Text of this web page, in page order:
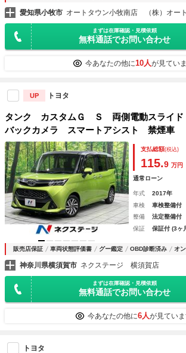
愛知県小牧市 オートタウン小牧南店 （株）オー
まずは在庫確認・見積依頼
無料通話でお問い合わせ
今あなたの他に10人が見てい
UP トヨタ
タンク カスタムＧ Ｓ 両側電動スライ
バックカメラ スマートアシスト 禁煙車
トキー ＬＥＤヘッド ＥＴＣ クルコン 純
Ｗ オートライト オートエアコン ＬＥＤ
支払総額(税込)
115.9 万円
通常ローン
年式 2017年
車検
車検整備付
整備
法定整備付
保証
保証付 (3ヶ
販売店保証 車両状態評価書 グー鑑定 OBD診断済み オ
神奈川県横須賀市 ネクステージ 横須賀店
まずは在庫確認・見積依頼
無料通話でお問い合わせ
今あなたの他に6人が見てい
トヨタ